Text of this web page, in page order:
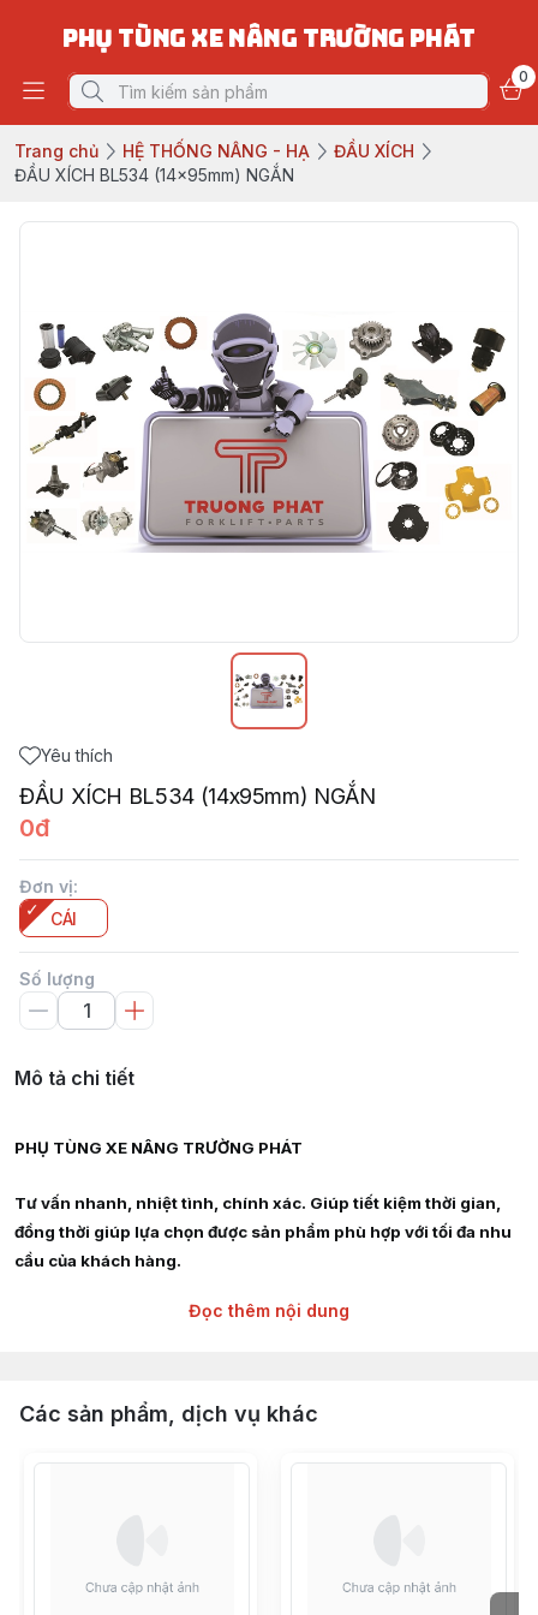
PHỤ TÙNG XE NÂNG TRƯỜNG PHÁT
0
Trang chủ HỆ THỐNG NÂNG - HẠ
ĐẦU XÍCH
ĐẦU XÍCH BL534 (14x95mm) NGẮN
Yêu thích
ĐẦU XÍCH BL534 (14x95mm) NGẮN
0đ
Đơn vị:
CÁI
Số lượng
Mô tả chi tiết
PHỤ TÙNG XE NÂNG TRƯỜNG PHÁT
Tư vấn nhanh, nhiệt tình, chính xác. Giúp tiết kiệm thời gian,
đồng thời giúp lựa chọn được sản phẩm phù hợp với tối đa nhu
cầu của khách hàng.
Giao hàng siêu tốc nội thành HCM, Hà Nội, Bình Dương, Đồng
Phụ tùng, linh kiện, chi tiết kỹ thuật xe nâng hàng các hãng :
TOYOTA, TCM, MITSUBISHI, KOMAT'SU, HELI, HANGCHA,
Càng nâng hạ hàng hóa từ 2,5 tấn - 3 tấn - 4 tấn - 5 tấn - 6 tấn -
Đọc thêm nội dung
Các sản phẩm, dịch vụ khác